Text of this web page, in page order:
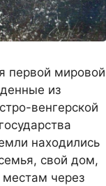
первой мировой
из
венгерской
находились
свой дом,
через